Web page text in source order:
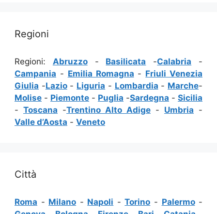
Regioni
Regioni: Abruzzo- Basilicata -Calabria -
Campania - Emilia Romagna - Friuli Venezia
Giulia -Lazio- Liguria - Lombardia - Marche-
Molise - Piemonte - Puglia -Sardegna - Sicilia
- Toscana -Trentino Alto Adige - Umbria -
Valle d’Aosta - Veneto
Città
Roma - Milano - Napoli -Torino - Palermo-